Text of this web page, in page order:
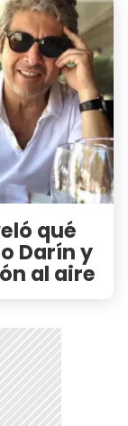
qué
Darín y
al aire